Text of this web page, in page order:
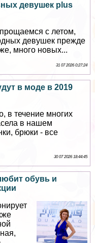
дeвyшек plus
с летом,
дeвyшек прежде
много новых...
31 07 2026 0:27:24
в моде в 2019
в течение многих
в нашем
брюки - все
30 07 2026 18:44:45
обувь и